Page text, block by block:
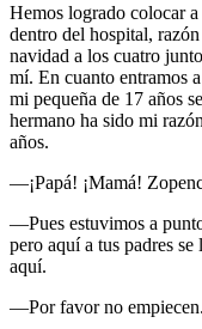
Hemos logrado colocar
dentro del hospital,
navidad a los cuatro
mí. En cuanto entramos
mi pequeña de 17 años
hermano ha sido mi
años.
—¡Papá! ¡Mamá!
—Pues estuvimos a
pero aquí a tus padres
aquí.
—Por favor no empiecen.